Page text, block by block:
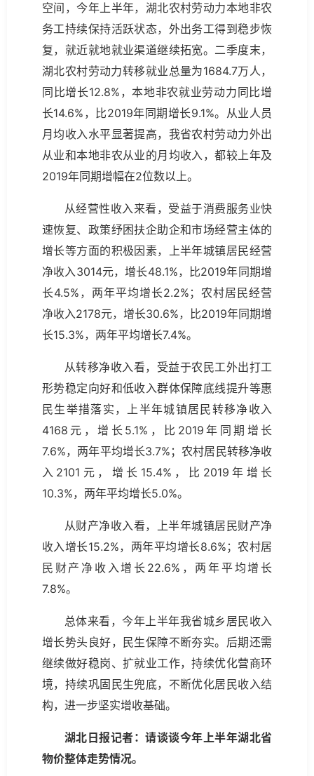
空间，今年上半年，湖北农村劳动力本地非农
务工持续保持活跃状态，外出务工得到稳步恢
复，就近就地就业渠道继续拓宽。二季度末，
湖北农村劳动力转移就业总量为1684.7万人，
同比增长12.8%，本地非农就业劳动力同比增
长14.6%，比2019年同期增长9.1%。从业人员
月均收入水平显著提高，我省农村劳动力外出
从业和本地非农从业的月均收入，都较上年及
2019年同期增幅在2位数以上。
从经营性收入来看，受益于消费服务业快
速恢复、政策纾困扶企助企和市场经营主体的
增长等方面的积极因素，上半年城镇居民经营
净收入3014元，增长48.1%，比2019年同期增
长4.5%，两年平均增长2.2%；农村居民经营
净收入2178元，增长30.6%，比2019年同期增
长15.3%，两年平均增长7.4%。
从转移净收入看，受益于农民工外出打工
形势稳定向好和低收入群体保障底线提升等惠
民生举措落实，上半年城镇居民转移净收入
4168元，增长5.1%，比2019年同期增长
7.6%，两年平均增长3.7%；农村居民转移净收
入2101元，增长15.4%，比2019年增长
10.3%，两年平均增长5.0%。
从财产净收入看，上半年城镇居民财产净
收入增长15.2%，两年平均增长8.6%；农村居
民财产净收入增长22.6%，两年平均增长
7.8%。
总体来看，今年上半年我省城乡居民收入
增长势头良好，民生保障不断夯实。后期还需
继续做好稳岗、扩就业工作，持续优化营商环
境，持续巩固民生兜底，不断优化居民收入结
构，进一步坚实增收基础。
湖北日报记者：请谈谈今年上半年湖北省
物价整体走势情况。